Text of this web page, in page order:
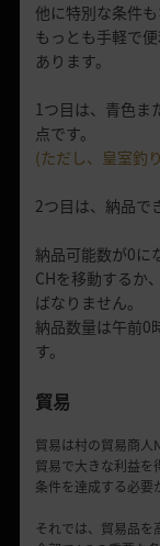
他に特別な条件
もっとも手軽で
あります。
1つ目は、青色ま
点です。
(ただし、皇室釣
2つ目は、納品で
納品可能数が0に
CHを移動するか
ばなりません。
納品数量は午前0
す。
貿易
貿易は村の貿易商人
貿易で大きな利益を
条件を達成する必要
それでは、貿易品を